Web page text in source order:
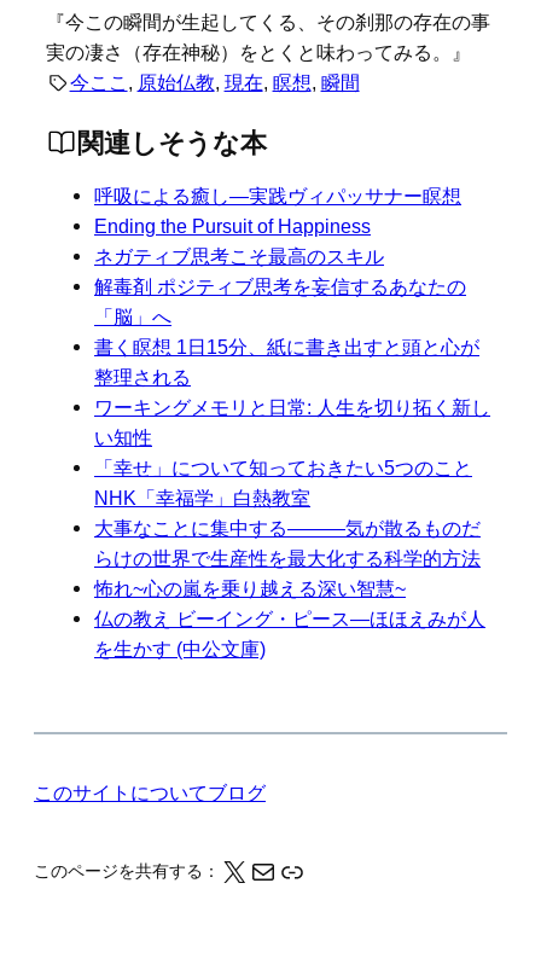
『今この瞬間が生起してくる、その刹那の存在の事
実の凄さ（存在神秘）をとくと味わってみる。』
今ここ , 原始仏教, 現在, 瞑想, 瞬間
関連しそうな本
呼吸による癒し―実践ヴィパッサナー瞑想
Ending the Pursuit of Happiness
ネガティブ思考こそ最高のスキル
解毒剤 ポジティブ思考を妄信するあなたの
「脳」へ
書く瞑想 1日15分、紙に書き出すと頭と心が
整理される
ワーキングメモリと日常: 人生を切り拓く新し
い知性
「幸せ」について知っておきたい5つのこと
NHK「幸福学」白熱教室
大事なことに集中する―――気が散るものだ
らけの世界で生産性を最大化する科学的方法
怖れ~心の嵐を乗り越える深い智慧~
仏の教え ビーイング・ピース―ほほえみが人
を生かす (中公文庫)
このサイトについてブログ
このページを共有する： X メール このページの情報をクリップボードにコピーする